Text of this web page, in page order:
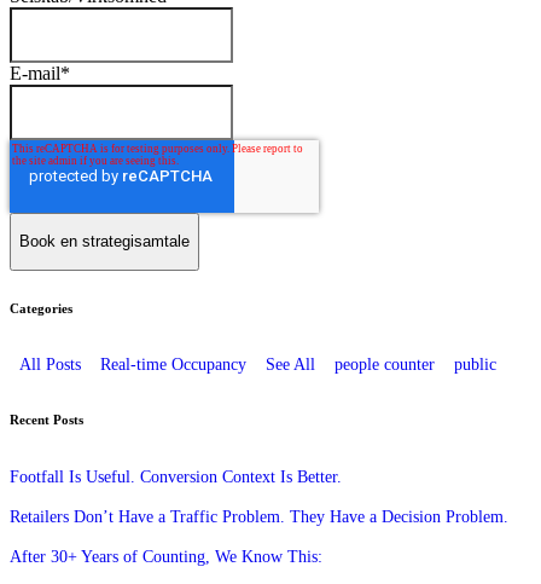
E-mail*
Categories
All Posts Real-time Occupancy See All people counter public
Recent Posts
Footfall Is Useful. Conversion Context Is Better.
Retailers Don’t Have a Traffic Problem. They Have a Decision Problem.
After 30+ Years of Counting, We Know This: